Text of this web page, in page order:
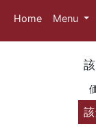
Home Menu